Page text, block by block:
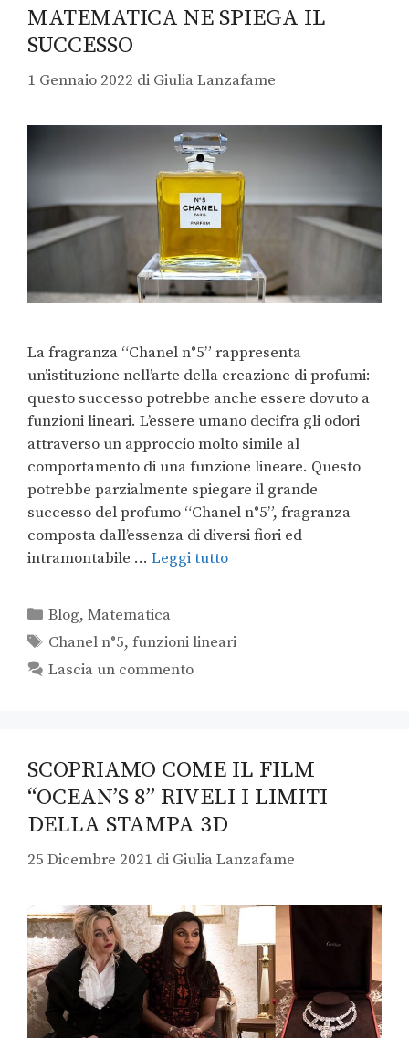
MATEMATICA NE SPIEGA IL
SUCCESSO
1 Gennaio 2022 di Giulia Lanzafame
La fragranza “Chanel n°5” rappresenta
un’istituzione nell’arte della creazione di profumi:
questo successo potrebbe anche essere dovuto a
funzioni lineari. L’essere umano decifra gli odori
attraverso un approccio molto simile al
comportamento di una funzione lineare. Questo
potrebbe parzialmente spiegare il grande
successo del profumo “Chanel n°5”, fragranza
composta dall’essenza di diversi fiori ed
intramontabile … Leggi tutto
Blog,Matematica
Chanel n°5,funzioni lineari
Lascia un commento
SCOPRIAMO COME IL FILM
“OCEAN’S 8” RIVELI I LIMITI
DELLA STAMPA 3D
25 Dicembre 2021 di Giulia Lanzafame